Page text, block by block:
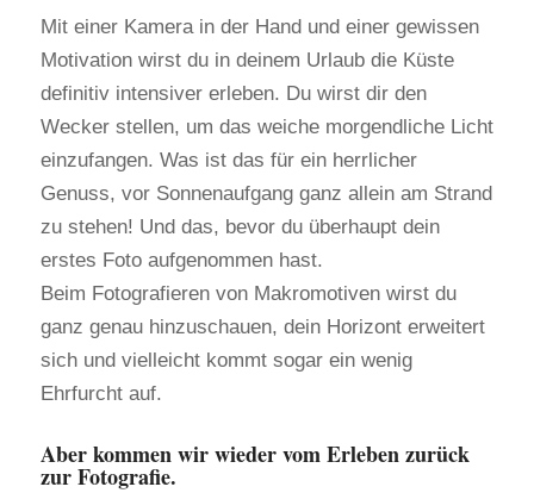
Mit einer Kamera in der Hand und einer gewissen
Motivation wirst du in deinem Urlaub die Küste
definitiv intensiver erleben. Du wirst dir den
Wecker stellen, um das weiche morgendliche Licht
einzufangen. Was ist das für ein herrlicher
Genuss, vor Sonnenaufgang ganz allein am Strand
zu stehen! Und das, bevor du überhaupt dein
erstes Foto aufgenommen hast.
Beim Fotografieren von Makromotiven wirst du
ganz genau hinzuschauen, dein Horizont erweitert
sich und vielleicht kommt sogar ein wenig
Ehrfurcht auf.
Aber kommen wir wieder vom Erleben zurück
zur Fotografie.